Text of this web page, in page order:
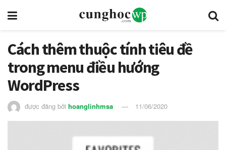
Cách thêm thuộc tính tiêu đề
trong menu điều hướng
WordPress
được đăng bởi hoanglinhmsa 11/06/2020